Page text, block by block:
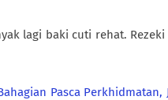
lagi baki cuti rehat.
Pasca Perkhidmatan,